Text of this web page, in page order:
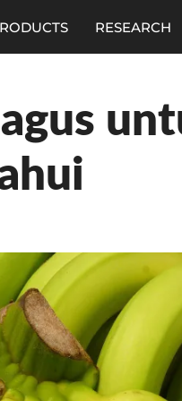
RESEARCH